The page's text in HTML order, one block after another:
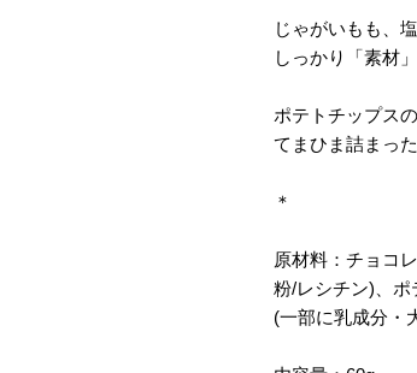
じゃがいもも、
しっかり「素材
ポテトチップス
てまひま詰まった
＊
原材料：チョコ
粉/レシチン)、
(一部に乳成分・